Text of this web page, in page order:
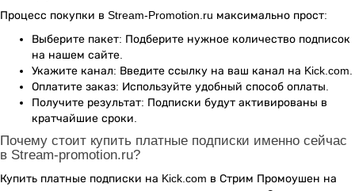
Процесс покупки в Stream-Promotion.ru максимально прост:
Выберите пакет: Подберите нужное количество подписок
на нашем сайте.
Укажите канал: Введите ссылку на ваш канал на Kick.com.
Оплатите заказ: Используйте удобный способ оплаты.
Получите результат: Подписки будут активированы в
кратчайшие сроки.
Почему стоит купить платные подписки именно сейчас
в Stream-promotion.ru?
Купить платные подписки на Kick.com в Стрим Промоушен на